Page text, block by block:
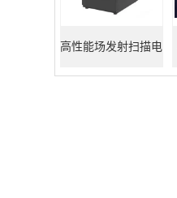
高性能场发射扫描电